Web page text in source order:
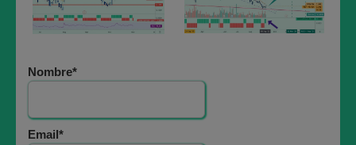
CUMPLIDA
Nombre*
Email*